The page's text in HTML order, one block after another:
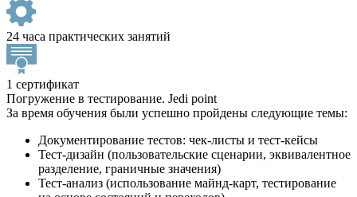
24 часа практических занятий
1 сертификат
Погружение в тестирование. Jedi point
За время обучения были успешно пройдены следующие темы:
Документирование тестов: чек-листы и тест-кейсы
Тест-дизайн (пользовательские сценарии, эквивалентное
разделение, граничные значения)
Тест-анализ (использование майнд-карт, тестирование